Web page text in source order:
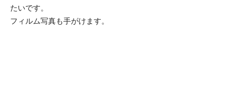
たいです。
フィルム写真も手がけます。